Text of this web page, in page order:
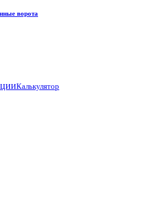
ворота
Калькулятор